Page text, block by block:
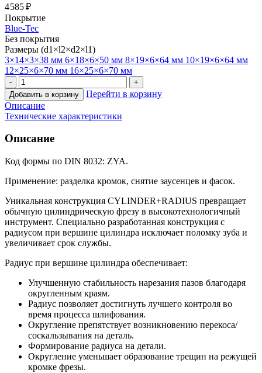
4 585 ₽
Покрытие
Blue-Tec
Без покрытия
Размеры (d1×l2×d2×l1)
3×14×3×38 мм 6×18×6×50 мм 8×19×6×64 мм 10×19×6×64 мм
12×25×6×70 мм 16×25×6×70 мм
Добавить в корзину
Перейти в корзину
Описание
Технические характеристики
Описание
Код формы по DIN 8032: ZYA.
Применение: разделка кромок, снятие заусенцев и фасок.
Уникальная конструкция CYLINDER+RADIUS превращает
обычную цилиндрическую фрезу в высокотехнологичный
инструмент. Специально разработанная конструкция с
радиусом при вершине цилиндра исключает поломку зуба и
увеличивает срок службы.
Радиус при вершине цилиндра обеспечивает:
Улучшенную стабильность нарезания пазов благодаря
округленным краям.
Радиус позволяет достигнуть лучшего контроля во
время процесса шлифования.
Округление препятствует возникновению перекоса/
соскальзывания на деталь.
Формирование радиуса на детали.
Округление уменьшает образование трещин на режущей
кромке фрезы.